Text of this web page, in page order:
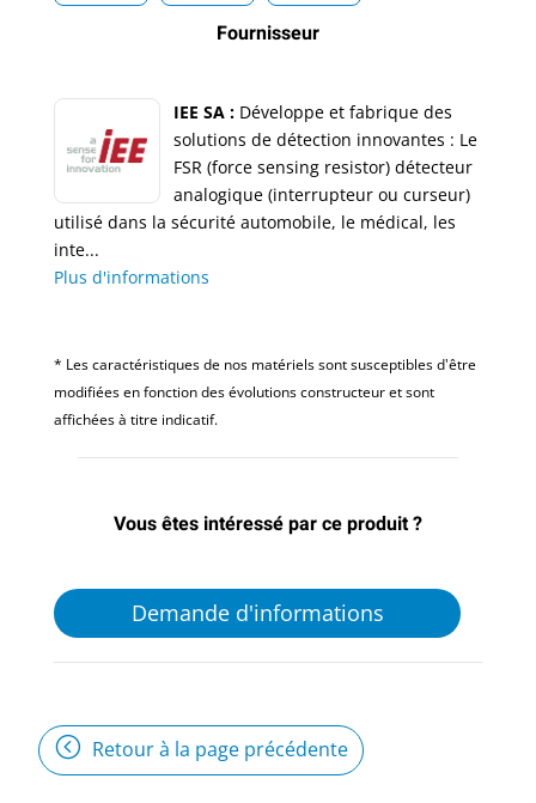
Fournisseur
IEE SA : Développe et fabrique des
solutions de détection innovantes : Le
FSR (force sensing resistor) détecteur
analogique (interrupteur ou curseur)
utilisé dans la sécurité automobile, le médical, les
inte...
Plus d'informations
* Les caractéristiques de nos matériels sont susceptibles d'être
modifiées en fonction des évolutions constructeur et sont
affichées à titre indicatif.
Vous êtes intéressé par ce produit ?
Demande d'informations
Retour à la page précédente